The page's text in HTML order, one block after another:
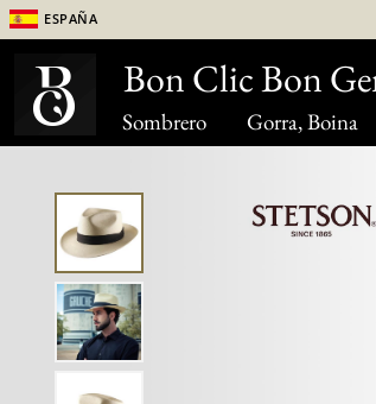
Sombrero Gorra, Boina
España
Bon Clic Bon